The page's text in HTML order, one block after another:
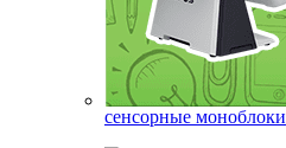
сенсорные моноблоки